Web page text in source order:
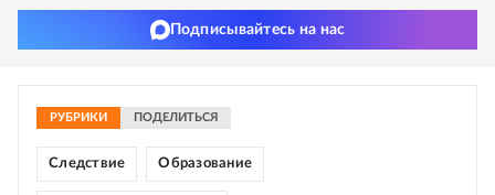
Подписывайтесь на нас
РУБРИКИ ПОДЕЛИТЬСЯ
Следствие Образование